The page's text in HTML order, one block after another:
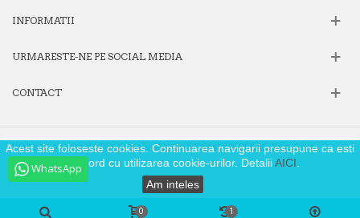
WhatsApp
INFORMATII
URMARESTE-NE PE SOCIAL MEDIA
CONTACT
Acest site foloseste cookies. Continuarea navigarii presupune ca esti
de acord cu utilizarea cookie-urilor. DetaliiAICI
Am inteles
Website operat de Fox Society SRL, Cod Fiscal 39605806, Reg. Com.
J40/9871/2018
0 1